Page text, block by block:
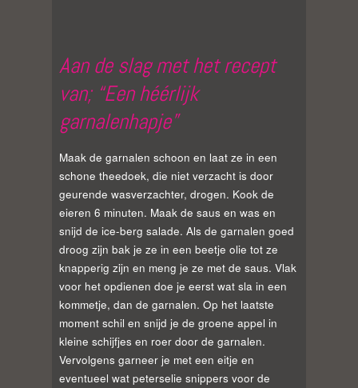
Aan de slag met het recept
van; “Een héérlijk
garnalenhapje”
Maak de garnalen schoon en laat ze in een
schone theedoek, die niet verzacht is door
geurende wasverzachter, drogen. Kook de
eieren 6 minuten. Maak de saus en was en
snijd de ice-berg salade. Als de garnalen goed
droog zijn bak je ze in een beetje olie tot ze
knapperig zijn en meng je ze met de saus. Vlak
voor het opdienen doe je eerst wat sla in een
kommetje, dan de garnalen. Op het laatste
moment schil en snijd je de groene appel in
kleine schijfjes en roer door de garnalen.
Vervolgens garneer je met een eitje en
eventueel wat peterselie snippers voor de